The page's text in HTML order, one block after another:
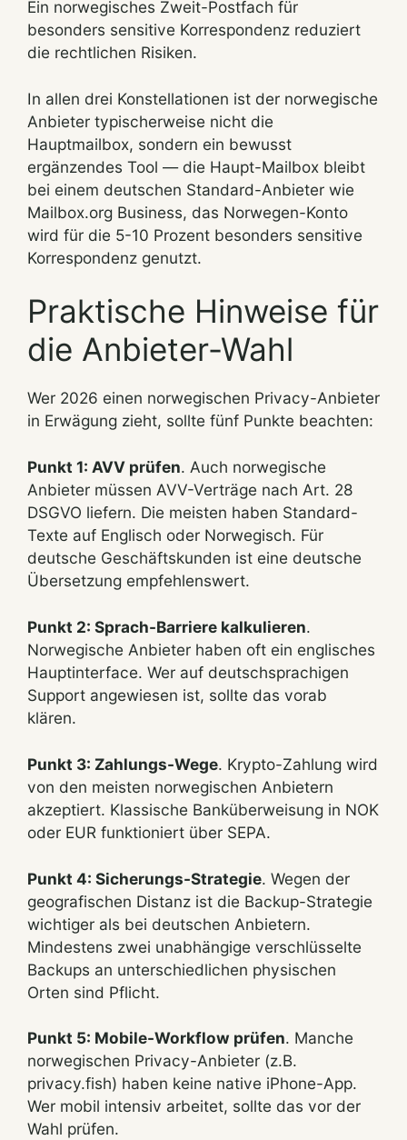
Ein norwegisches Zweit-Postfach für
besonders sensitive Korrespondenz reduziert
die rechtlichen Risiken.
In allen drei Konstellationen ist der norwegische
Anbieter typischerweise nicht die
Hauptmailbox, sondern ein bewusst
ergänzendes Tool — die Haupt-Mailbox bleibt
bei einem deutschen Standard-Anbieter wie
Mailbox.org Business, das Norwegen-Konto
wird für die 5-10 Prozent besonders sensitive
Korrespondenz genutzt.
Praktische Hinweise für
die Anbieter-Wahl
Wer 2026 einen norwegischen Privacy-Anbieter
in Erwägung zieht, sollte fünf Punkte beachten:
Punkt 1: AVV prüfen. Auch norwegische
Anbieter müssen AVV-Verträge nach Art. 28
DSGVO liefern. Die meisten haben Standard-
Texte auf Englisch oder Norwegisch. Für
deutsche Geschäftskunden ist eine deutsche
Übersetzung empfehlenswert.
Punkt 2: Sprach-Barriere kalkulieren.
Norwegische Anbieter haben oft ein englisches
Hauptinterface. Wer auf deutschsprachigen
Support angewiesen ist, sollte das vorab
klären.
Punkt 3: Zahlungs-Wege. Krypto-Zahlung wird
von den meisten norwegischen Anbietern
akzeptiert. Klassische Banküberweisung in NOK
oder EUR funktioniert über SEPA.
Punkt 4: Sicherungs-Strategie. Wegen der
geografischen Distanz ist die Backup-Strategie
wichtiger als bei deutschen Anbietern.
Mindestens zwei unabhängige verschlüsselte
Backups an unterschiedlichen physischen
Orten sind Pflicht.
Punkt 5: Mobile-Workflow prüfen. Manche
norwegischen Privacy-Anbieter (z.B.
privacy.fish) haben keine native iPhone-App.
Wer mobil intensiv arbeitet, sollte das vor der
Wahl prüfen.